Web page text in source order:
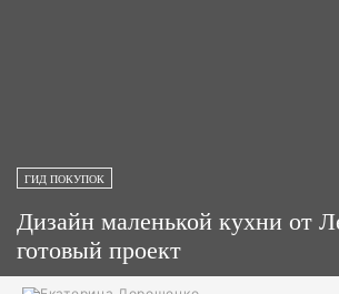
ГИД ПОКУПОК
Дизайн маленькой кухни от
готовый проект